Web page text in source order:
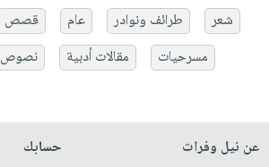
شعر
طرائف ونوادر عام قصص
مسرحيات
مقالات أدبية نصوص
عن نيل وفرات
حسابك